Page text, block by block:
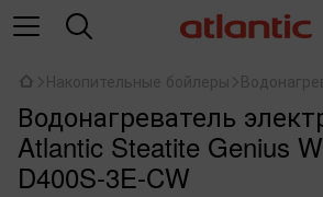
Накопительные бойлеры
Водонагреватель
Atlantic Steatite Genius
D400S-3E-CW